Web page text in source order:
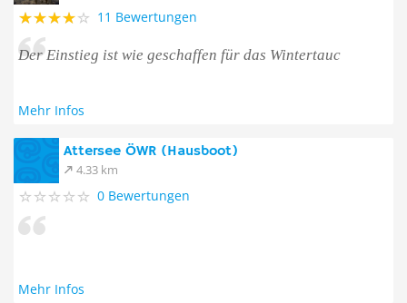
11 Bewertungen
Der Einstieg ist wie geschaffen für das Wintertauc
Mehr Infos
Attersee ÖWR (Hausboot)
4.33 km
0 Bewertungen
Mehr Infos